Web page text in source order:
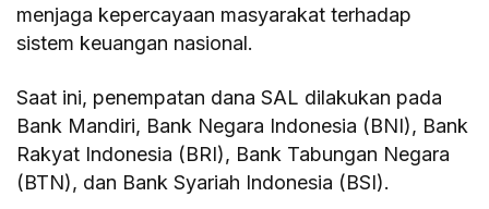
menjaga kepercayaan masyarakat terhadap
sistem keuangan nasional.
Saat ini, penempatan dana SAL dilakukan pada
Bank Mandiri, Bank Negara Indonesia (BNI), Bank
Rakyat Indonesia (BRI), Bank Tabungan Negara
(BTN), dan Bank Syariah Indonesia (BSI).